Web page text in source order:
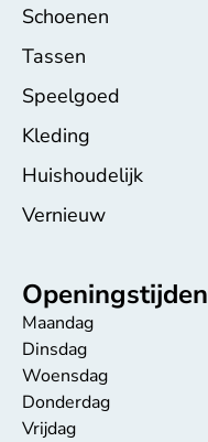
Schoenen
Tassen
Speelgoed
Kleding
Huishoudelijk
Vernieuw
Openingstijden
Maandag
Dinsdag
Woensdag
Donderdag
Vrijdag